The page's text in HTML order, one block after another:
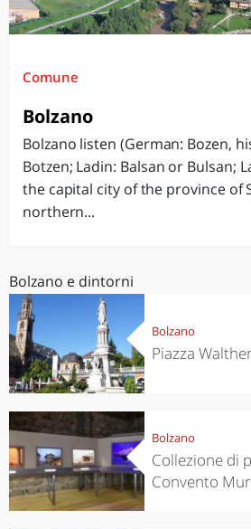
Comune
Bolzano
Bolzano listen (German: Bozen,
Botzen; Ladin: Balsan or Bulsan;
the capital city of the province of
northern...
Bolzano e dintorni
Bolzano
Piazza
Bolzano
Collezione di
Convento